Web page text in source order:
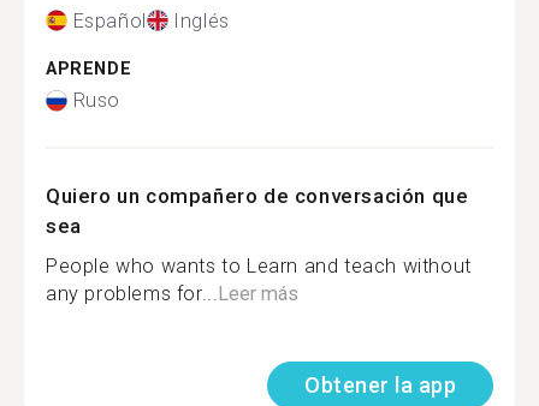
Español Inglés
APRENDE
Ruso
Quiero un compañero de conversación que
sea
People who wants to Learn and teach without
any problems for...Leer más
Obtener la app